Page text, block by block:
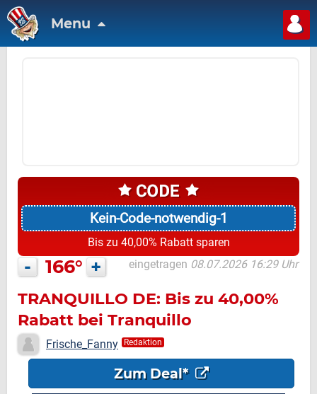
Menu
Kein-Code-notwendig-1
Bis zu 40,00% Rabatt sparen
- 166° + eingetragen 08.07.2026 16:29 Uhr
TRANQUILLO DE: Bis zu 40,00%
Rabatt bei Tranquillo
Frische_Fanny Redaktion
Zum Deal*